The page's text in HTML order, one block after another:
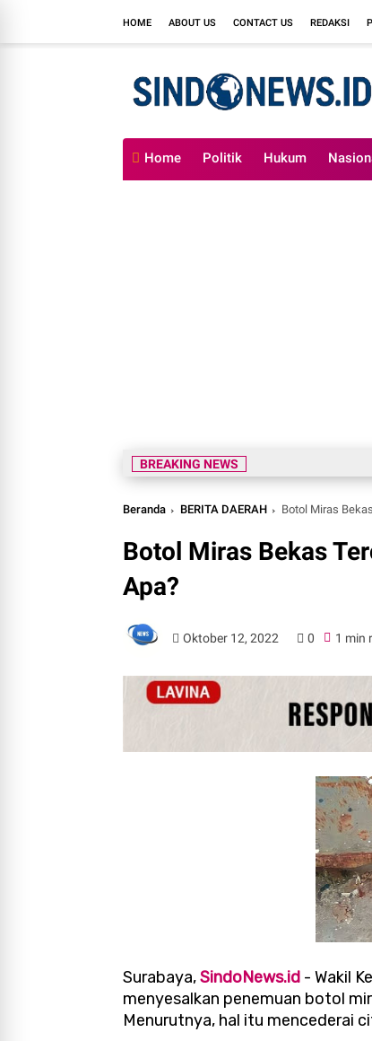
HOME ABOUT US CONTACT US REDAKSI
Home Politik Hukum
BREAKING NEWS
Beranda BERITA DAERAH Botol Miras
Botol Miras Bekas
Apa?
Oktober 12, 2022 0 1 min
Surabaya,SindoNews.id - Wakil
menyesalkan penemuan botol
Menurutnya, hal itu mencederai